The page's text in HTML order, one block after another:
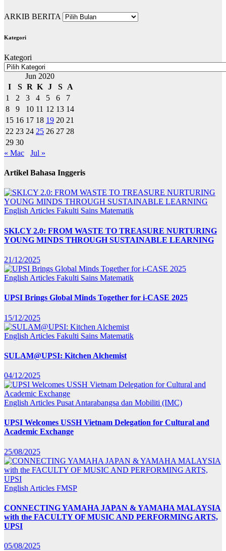
ARKIB BERITA
Kategori
Kategori
Jun 2020
I
S R K J S
A
1
2 3 4 5 6
7
8
9 10 11 12 13 14
15 16 17 18 19 20 21
22 23 24 25 26 27 28
29 30
« Mac
Jul »
Artikel Bahasa Inggeris
English Articles Fakulti Sains Matematik
SKI.CY 2.0: FROM WASTE TO TREASURE NURTURING
YOUNG MINDS THROUGH SUSTAINABLE LEARNING
21/12/2025
English Articles Fakulti Sains Matematik
UPSI Brings Global Minds Together for i-CASE 2025
15/12/2025
English Articles Fakulti Sains Matematik
SULAM@UPSI: Kitchen Alchemist
04/12/2025
English Articles Pusat Antarabangsa dan Mobiliti (IMC)
UPSI Welcomes USSH Vietnam Delegation for Cultural and
Academic Exchange
25/08/2025
English Articles FMSP
CONNECTING YAMAHA JAPAN & YAMAHA MALAYSIA
with the FACULTY OF MUSIC AND PERFORMING ARTS,
UPSI
05/08/2025